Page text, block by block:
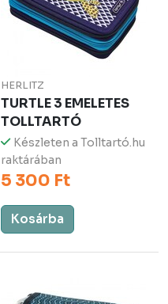
HERLITZ
TURTLE 3 EMELETES
TOLLTARTÓ
Készleten a Tolltartó.hu
raktárában
5 300 Ft
Kosárba